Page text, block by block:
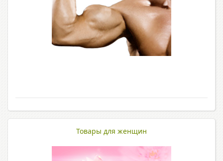
Товары для женщин